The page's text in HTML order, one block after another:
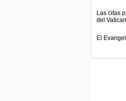
Las citas
del
El